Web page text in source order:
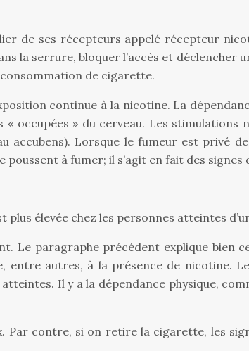
de ses récepteurs appelé récepteur
la serrure, bloquer l’accès et
consommation de cigarette.
continue à la nicotine. La
occupées » du cerveau. Les stimulations
accubens). Lorsque le fumeur est privé
à fumer; il s’agit en fait des signes
élevée chez les personnes atteintes
Le paragraphe précédent explique bien
entre autres, à la présence de nicotine.
Il y a la dépendance physique,
contre, si on retire la cigarette, les